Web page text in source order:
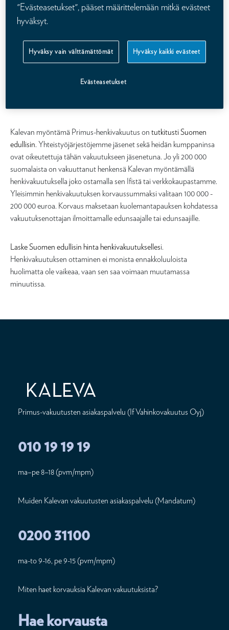
verkkokaupan, henkivakuutuskuntoon.fi:n kautta on rikottu
aikaisempien vuosien ennätyksiä niin myyntikappaleissa kuin
kasvanut. Suomalaiset ostavat henkivakuutuksia, joiden korvaus on
mitoitettu oikein elämäntilanteeseen.
Kalevan myöntämä Primus-henkivakuutus on tutkitusti Suomen
edullisin. Yhteistyöjärjestöjemme jäsenet sekä heidän kumppaninsa
ovat oikeutettuja tähän vakuutukseen jäsenetuna. Jo yli 200 000
suomalaista on vakuuttanut henkensä Kalevan myöntämällä
henkivakuutuksella joko ostamalla sen Ifistä tai verkkokaupastamme.
Yleisimmin henkivakuutuksen korvaussummaksi valitaan 100 000 -
200 000 euroa. Korvaus maksetaan kuolemantapauksen kohdatessa
vakuutuksenottajan ilmoittamalle edunsaajalle tai edunsaajille.
Laske Suomen edullisin hinta henkivakuutuksellesi.
Henkivakuutuksen ottaminen ei monista ennakkoluuloista
huolimatta ole vaikeaa, vaan sen saa voimaan muutamassa
minuutissa.
Primus-vakuutusten asiakaspalvelu (If Vahinkovakuutus Oyj)
010 19 19 19
ma–pe 8–18 (pvm/mpm)
Muiden Kalevan vakuutusten asiakaspalvelu (Mandatum)
0200 31100
ma-to 9-16, pe 9-15 (pvm/mpm)
Miten haet korvauksia Kalevan vakuutuksista?
Hae korvausta
"Evästeasetukset", pääset määrittelemään mitkä evästeet
hyväksyt.
Hyväksy vain välttämättömät Hyväksy kaikki evästeet
Evästeasetukset